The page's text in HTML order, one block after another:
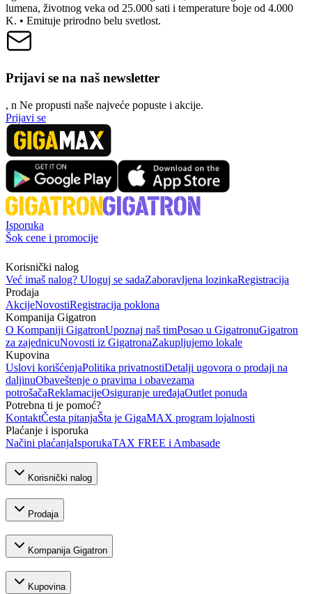
lumena, životnog veka od 25.000 sati i temperature boje od 4.000
K. • Emituje prirodno belu svetlost.
Prijavi se na naš newsletter
, n Ne propusti naše najveće popuste i akcije.
Prijavi se
Isporuka
Šok cene i promocije
Korisnički nalog
Već imaš nalog? Uloguj se sadaZaboravljena lozinkaRegistracija
Prodaja
AkcijeNovostiRegistracija poklona
Kompanija Gigatron
O Kompaniji GigatronUpoznaj naš timPosao u GigatronuGigatron
za zajednicuNovosti iz GigatronaZakupljujemo lokale
Kupovina
Uslovi korišćenjaPolitika privatnostiDetalji ugovora o prodaji na
daljinuObaveštenje o pravima i obavezama
potrošačaReklamacijeOsiguranje uređajaOutlet ponuda
Potrebna ti je pomoć?
KontaktČesta pitanjaŠta je GigaMAX program lojalnosti
Plaćanje i isporuka
Načini plaćanjaIsporukaTAX FREE i Ambasade
Korisnički nalog
Prodaja
Kompanija Gigatron
Kupovina